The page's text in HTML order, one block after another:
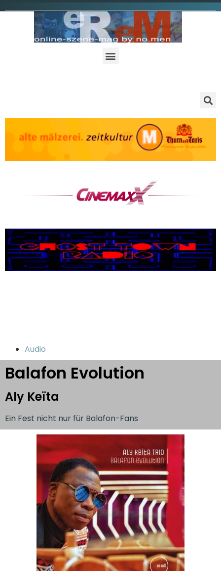
Audio
Balafon Evolution
Aly Keïta
Ein Fest nicht nur für Balafon-Fans